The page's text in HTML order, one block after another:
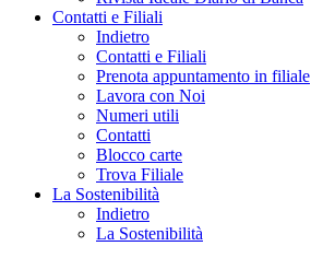
Contatti e Filiali
Indietro
Contatti e Filiali
Prenota appuntamento in filiale
Lavora con Noi
Numeri utili
Contatti
Blocco carte
Trova Filiale
La Sostenibilità
Indietro
La Sostenibilità